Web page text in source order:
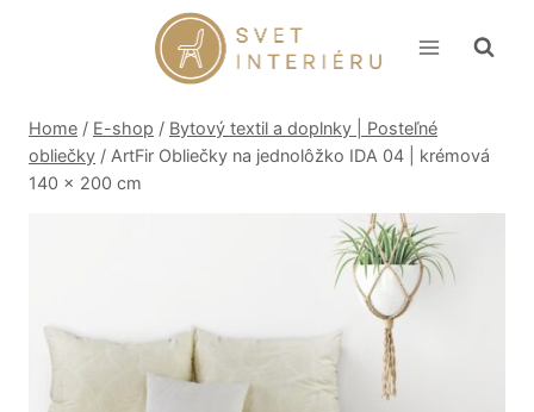
Home / E-shop / Bytový textil a doplnky | Posteľné
obliečky / ArtFir Obliečky na jednolôžko IDA 04 | krémová
140 x 200 cm